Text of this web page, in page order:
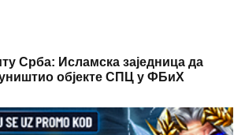
Срба: Исламска заједница да
уништио објекте СПЦ у ФБиХ